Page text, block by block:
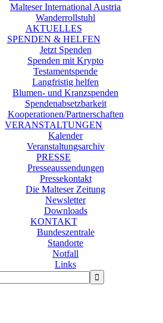
Malteser International Austria
Wanderrollstuhl
AKTUELLES
SPENDEN & HELFEN
Jetzt Spenden
Spenden mit Krypto
Testamentspende
Langfristig helfen
Blumen- und Kranzspenden
Spendenabsetzbarkeit
Kooperationen/Partnerschaften
VERANSTALTUNGEN
Kalender
Veranstaltungsarchiv
PRESSE
Presseaussendungen
Pressekontakt
Die Malteser Zeitung
Newsletter
Downloads
KONTAKT
Bundeszentrale
Standorte
Notfall
Links